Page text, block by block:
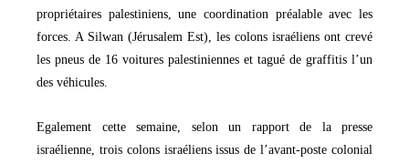
propriétaires palestiniens, une coordination préalable avec les
forces. A Silwan (Jérusalem Est), les colons israéliens ont crevé
les pneus de 16 voitures palestiniennes et tagué de graffitis l’un
des véhicules.
Egalement cette semaine, selon un rapport de la presse
israélienne, trois colons israéliens issus de l’avant-poste colonial